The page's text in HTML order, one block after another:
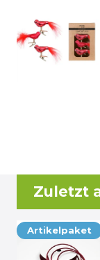
Zuletzt
Artikelpaket